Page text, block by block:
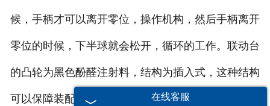
候，手柄才可以离开零位，操作机构，然后手柄离开
零位的时候，下半球就会松开，循环的工作。联动台
的凸轮为黑色酚醛注射料，结构为插入式，这种结构
可以保障装配的时候位置的准确，还可以在需要触头
在线客服